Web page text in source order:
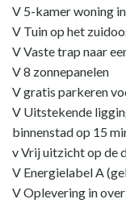
V 5-kamer woning
V Tuin op het
V Vaste trap naar
V 8 zonnepanelen
V gratis parkeren
V Uitstekende
binnenstad op 15
v Vrij uitzicht op de
V Energielabel A
V Oplevering in